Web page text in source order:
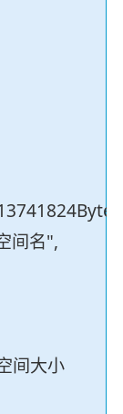
间名",
间大小